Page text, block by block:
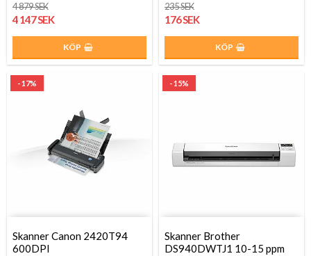
4 879 SEK
4 147 SEK
KÖP
235 SEK
176 SEK
KÖP
- 17%
Skanner Canon 2420T94
600DPI
- 15%
Skanner Brother
DS940DWTJ1 10-15 ppm